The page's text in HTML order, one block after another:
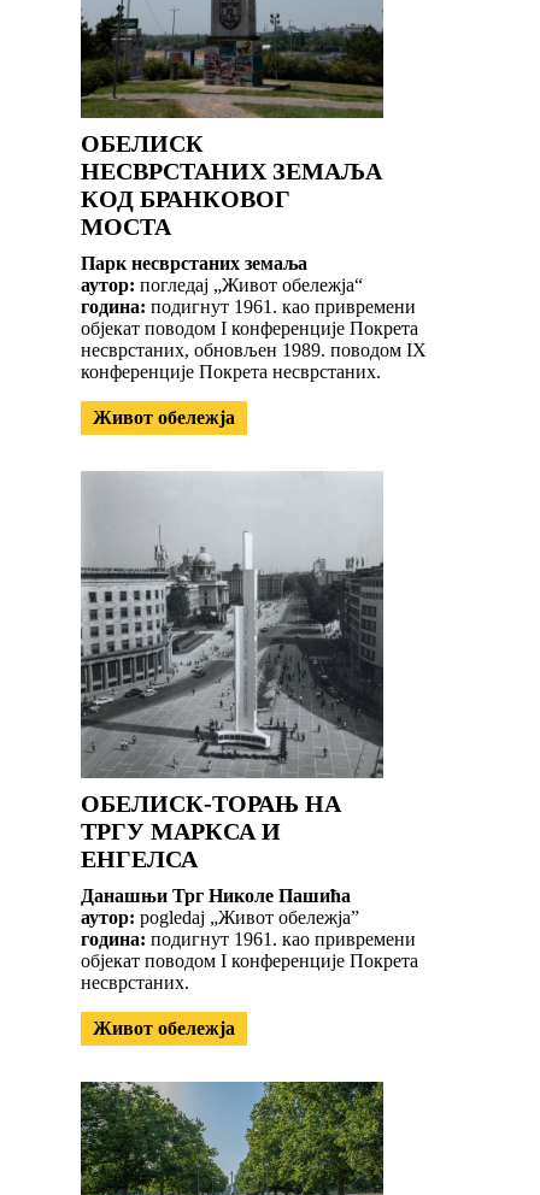
ОБЕЛИСК
НЕСВРСТАНИХ ЗЕМАЉА
КОД БРАНКОВОГ
МОСТА
Парк несврстаних земаља
аутор:погледај „Живот обележја“
година: подигнут 1961. као привремени
објекат поводом I конференције Покрета
несврстаних, обновљен 1989. поводом IX
конференције Покрета несврстаних.
Живот обележја
ОБЕЛИСК-ТОРАЊ НА
ТРГУ МАРКСА И
ЕНГЕЛСА
Данашњи Трг Николе Пашића
аутор: pogledaj „Живот обележја”
година:подигнут 1961. као привремени
објекат поводом I конференције Покрета
несврстаних.
Живот обележја